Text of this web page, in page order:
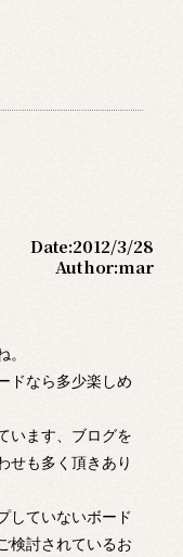
Date:2012/3/28
Author:mar
。
ドなら多少楽しめ
います、ブログを
せも多く頂きあり
していないボード
検討されているお